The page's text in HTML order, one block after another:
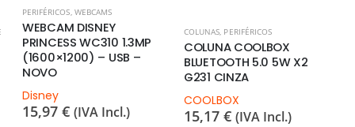
PERIFÉRICOS, WEBCAMS
WEBCAM DISNEY
PRINCESS WC310 1.3MP
(1600×1200) – USB –
NOVO
Disney
15,97 € (IVA Incl.)
COLUNAS, PERIFÉRICOS
COLUNA COOLBOX
BLUETOOTH 5.0 5W X2
G231 CINZA
COOLBOX
15,17 € (IVA Incl.)